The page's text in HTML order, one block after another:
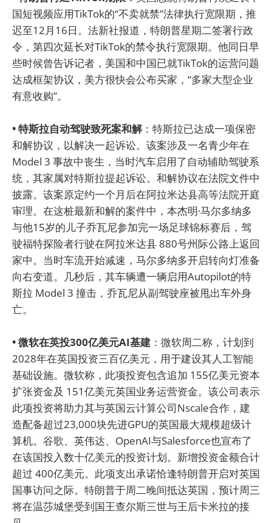
国短视频应用TikTok的“不卖就禁”法律执行宽限期，推
迟至12月16日。法新社报道，特朗普星期二签署行政
令，第四次延长对TikTok的禁令执行宽限期。他同日早
些时候曾告诉记者，美国和中国已就TikTok的运营问题
达成框架协议，美方很快会公布买家，“多家大型企业
有意收购”。
• 特斯拉自动驾驶致死案和解：特斯拉已达成一项保密
和解协议，以解决一起诉讼。该案涉及一名青少年在
Model 3 事故中丧生，当时汽车启用了自动辅助驾驶系
统，其家属对特斯拉提起诉讼。和解协议在法院文件中
披露。该案原定约一个月后在阿拉米达县高等法院开庭
审理。在这桩最新和解的案件中，本杰明·马尔多纳多
与他15岁的儿子乔瓦尼参加完一场足球锦标赛后，驾
驶福特探险者行驶在阿拉米达县 880号州际公路上返回
家中。当时车流开始减速，马尔多纳多开启转向灯准备
向右变道。几秒后，其车辆遭一辆启用Autopilot的特
斯拉 Model 3 撞击，乔瓦尼从副驾驶座被甩出车外身
亡。
• 微软在英投300亿美元AI基建 ：微软周二称，计划到
2028年在英国投资三百亿美元，用于建设其人工智能
基础设施。微软称，此项投资包含追加 155亿美元资本
扩张资金及 151亿美元英国业务运营资金。该公司表示
此项投资将助力其与英国云计算公司Nscale合作，建
造配备超过23,000块先进GPU的英国最大规模超级计
算机。谷歌、英伟达、OpenAI与Salesforce也宣布了
在该国投入数十亿美元的投资计划。新增投资金额合计
超过 400亿美元。此项支出承诺恰逢特朗普开启对英国
国事访问之际。特朗普于周二晚间抵达英国，预计周三
将在温莎城堡受到国王查尔斯三世与王后卡米拉的接